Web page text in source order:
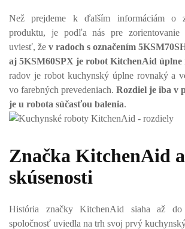
Než prejdeme k ďalším informáciám o
produktu, je podľa nás pre zorientovanie
uviesť, že v radoch s označením
aj 5KSM60SPX je robot KitchenAid úplne
radov je robot kuchynský úplne rovnaký a
vo farebných prevedeniach. Rozdiel je iba v
je u robota súčasťou balenia.
Značka KitchenAid
skúsenosti
História značky KitchenAid siaha až do
spoločnosť uviedla na trh svoj prvý